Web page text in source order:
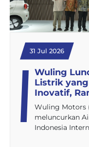
31 Jul 2026
Wuling
Listrik
Inovatif,
Wuling Motors
meluncurkan
Indonesia